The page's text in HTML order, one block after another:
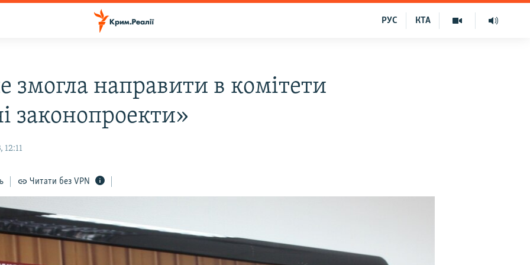
КТА
РУС
змогла направити в комітети
законопроекти»
Читати без VPN